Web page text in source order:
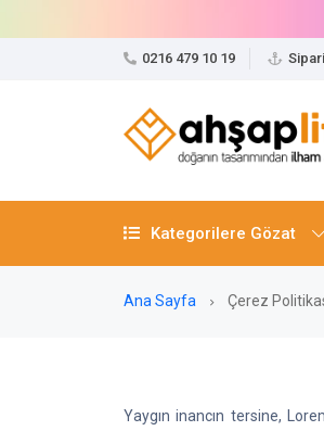
0216 479 10 19
Kategorilere Gözat
Ana Sayfa Çerez
Yaygın inancın tersine,